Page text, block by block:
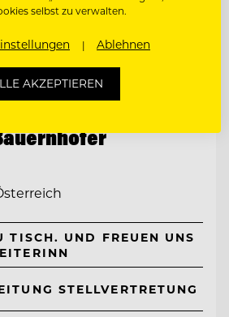
TISCH. UND FREUEN UNS
STELLVERTRETUNG
selbst zu verwalten.
Ablehnen
AKZEPTIEREN